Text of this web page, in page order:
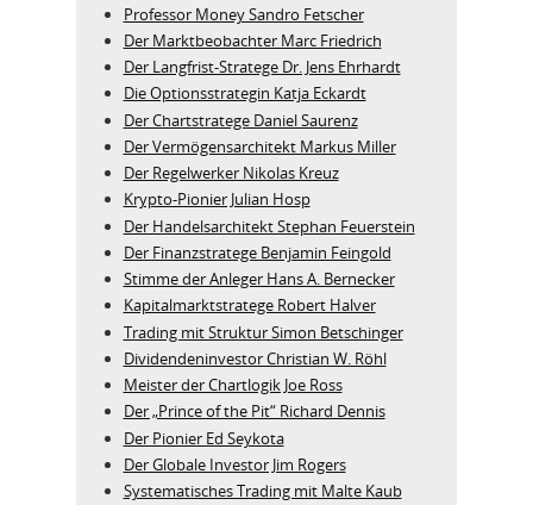
Professor Money Sandro Fetscher
Der Marktbeobachter Marc Friedrich
Der Langfrist-Stratege Dr. Jens Ehrhardt
Die Optionsstrategin Katja Eckardt
Der Chartstratege Daniel Saurenz
Der Vermögensarchitekt Markus Miller
Der Regelwerker Nikolas Kreuz
Krypto-Pionier Julian Hosp
Der Handelsarchitekt Stephan Feuerstein
Der Finanzstratege Benjamin Feingold
Stimme der Anleger Hans A. Bernecker
Kapitalmarktstratege Robert Halver
Trading mit Struktur Simon Betschinger
Dividendeninvestor Christian W. Röhl
Meister der Chartlogik Joe Ross
Der „Prince of the Pit“ Richard Dennis
Der Pionier Ed Seykota
Der Globale Investor Jim Rogers
Systematisches Trading mit Malte Kaub